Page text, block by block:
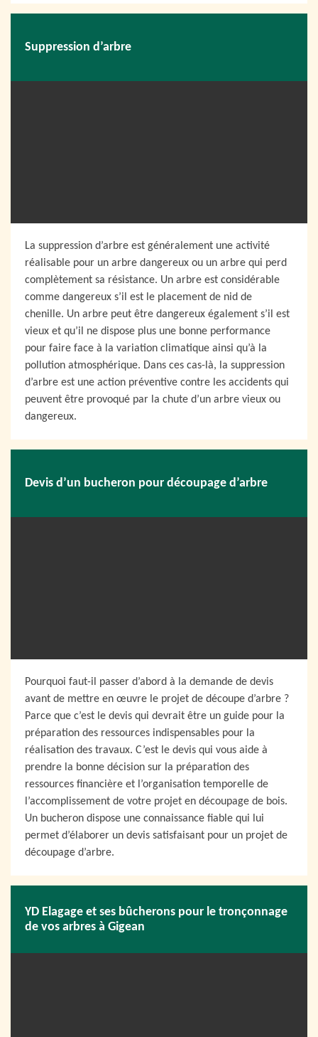
Suppression d’arbre
La suppression d’arbre est généralement une activité
réalisable pour un arbre dangereux ou un arbre qui perd
complètement sa résistance. Un arbre est considérable
comme dangereux s’il est le placement de nid de
chenille. Un arbre peut être dangereux également s’il est
vieux et qu’il ne dispose plus une bonne performance
pour faire face à la variation climatique ainsi qu’à la
pollution atmosphérique. Dans ces cas-là, la suppression
d’arbre est une action préventive contre les accidents qui
peuvent être provoqué par la chute d’un arbre vieux ou
dangereux.
Devis d’un bucheron pour découpage d’arbre
Pourquoi faut-il passer d’abord à la demande de devis
avant de mettre en œuvre le projet de découpe d’arbre ?
Parce que c’est le devis qui devrait être un guide pour la
préparation des ressources indispensables pour la
réalisation des travaux. C’est le devis qui vous aide à
prendre la bonne décision sur la préparation des
ressources financière et l’organisation temporelle de
l’accomplissement de votre projet en découpage de bois.
Un bucheron dispose une connaissance fiable qui lui
permet d’élaborer un devis satisfaisant pour un projet de
découpage d’arbre.
YD Elagage et ses bûcherons pour le tronçonnage
de vos arbres à Gigean